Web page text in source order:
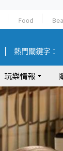
Food
熱門關鍵字：
玩樂情報